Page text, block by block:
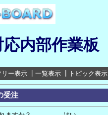
内部作業板
リー表示 一覧表示 トピック表示
受注